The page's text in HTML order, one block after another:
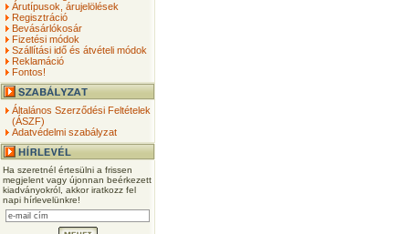
Árutípusok, árujelölések
Regisztráció
Bevásárlókosár
Fizetési módok
Szállítási idő és átvételi módok
Reklamáció
Fontos!
Általános Szerződési Feltételek
(ÁSZF)
Adatvédelmi szabályzat
Ha szeretnél értesülni a frissen
megjelent vagy újonnan beérkezett
kiadványokról, akkor iratkozz fel
napi hírlevelünkre!